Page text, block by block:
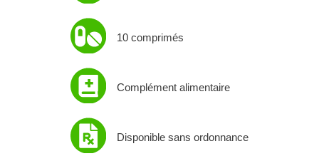
10 comprimés
Complément alimentaire
Disponible sans ordonnance